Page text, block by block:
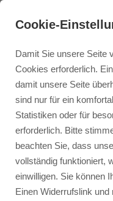
Cookie-
Damit Sie unsere Seite
Cookies erforderlich.
damit unsere Seite
sind nur für ein
Statistiken oder für
erforderlich. Bitte
beachten Sie, dass
vollständig funktioniert,
einwilligen. Sie können
Einen Widerrufslink